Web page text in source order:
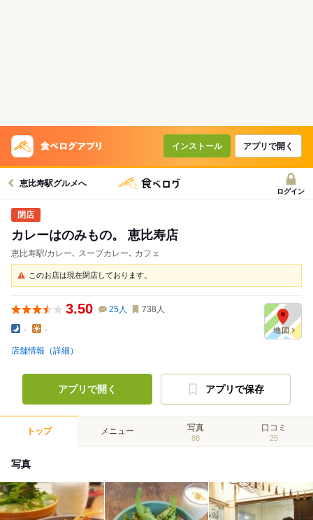
インストール アプリで開く
恵比寿駅グルメへ
ログイン
カレーはのみもの。 恵比寿店
恵比寿駅/カレー､ スープカレー､ カフェ
このお店は現在閉店しております。
3.50 25人 738 人
- -
店舗情報（詳細）
アプリで開く アプリで保存
トップ メニュー 写真
88
口コミ
25
写真